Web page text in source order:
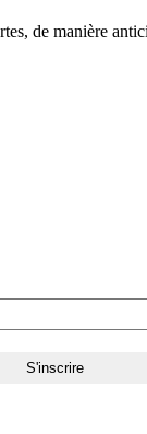
de manière